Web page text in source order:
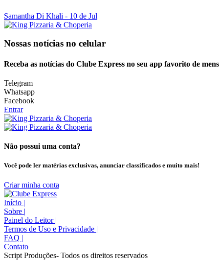
Samantha Di Khali - 10 de Jul
Nossas notícias no celular
Receba as notícias do Clube Express no seu app favorito de
Telegram
Whatsapp
Facebook
Entrar
Não possui uma conta?
Você pode ler matérias exclusivas, anunciar classificados e muito mais!
Criar minha conta
Início |
Sobre |
Painel do Leitor |
Termos de Uso e Privacidade |
FAQ |
Contato
Script Produções- Todos os direitos reservados